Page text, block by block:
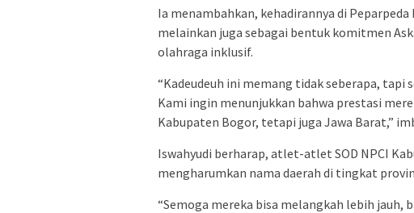
Ia menambahkan, kehadirannya di
melainkan juga sebagai bentuk komitmen
olahraga inklusif.
“Kadeudeuh ini memang tidak seberapa, tapi
Kami ingin menunjukkan bahwa prestasi
Kabupaten Bogor, tetapi juga Jawa Barat,”
Iswahyudi berharap, atlet-atlet SOD NPCI
mengharumkan nama daerah di tingkat
“Semoga mereka bisa melangkah lebih jauh,